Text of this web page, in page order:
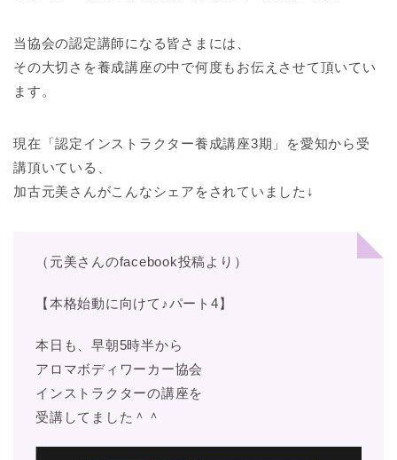
当協会の認定講師になる皆さまには、
その大切さを養成講座の中で何度もお伝えさせて頂いてい
ます。
現在「認定インストラクター養成講座3期」を愛知から受
講頂いている、
加古元美さんがこんなシェアをされていました↓
（元美さんのfacebook投稿より）
【本格始動に向けて♪パート4】
本日も、早朝5時半から
アロマボディワーカー協会
インストラクターの講座を
受講してました＾＾